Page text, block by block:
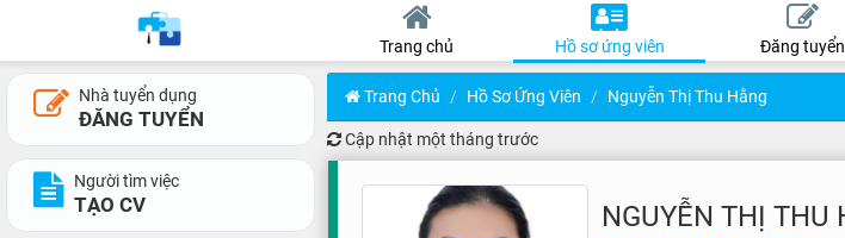
Trang chủ Hồ sơ ứng viên Đăng tuyển
Nhà tuyển dụng
ĐĂNG TUYỂN
Người tìm việc
TẠO CV
Trang Chủ Hồ Sơ Ứng Viên Nguyễn Thị Thu Hằng
Cập nhật một tháng trước
NGUYỄN THỊ THU